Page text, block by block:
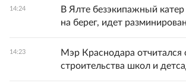
14:24
В Ялте безэкипажный
на берег, идет
14:23
Мэр Краснодара отчитался
строительства школ и